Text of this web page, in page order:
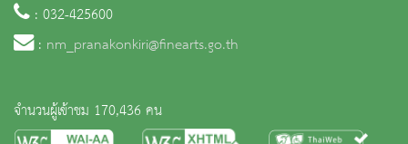
: 032-425600
: nm_pranakonkiri@finearts.go.th
จำนวนผู้เข้าชม 170,436 คน